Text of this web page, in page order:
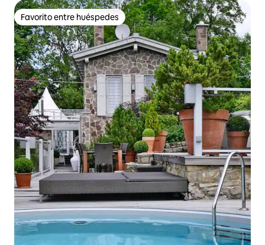
Favorito entre huéspedes
Favorito entre huéspedes